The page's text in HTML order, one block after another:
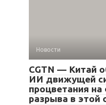
Новости
CGTN — Китай
ИИ движущей
процветания
разрыва в этой